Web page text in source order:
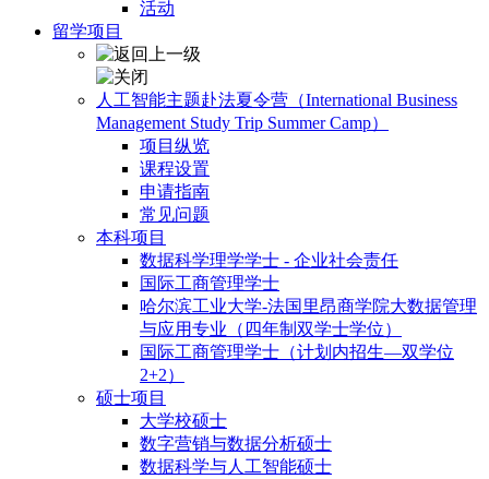
活动
留学项目
人工智能主题赴法夏令营（International Business
Management Study Trip Summer Camp）
项目纵览
课程设置
申请指南
常见问题
本科项目
数据科学理学学士 - 企业社会责任
国际工商管理学士
哈尔滨工业大学-法国里昂商学院大数据管理
与应用专业（四年制双学士学位）
国际工商管理学士（计划内招生—双学位
2+2）
硕士项目
大学校硕士
数字营销与数据分析硕士
数据科学与人工智能硕士